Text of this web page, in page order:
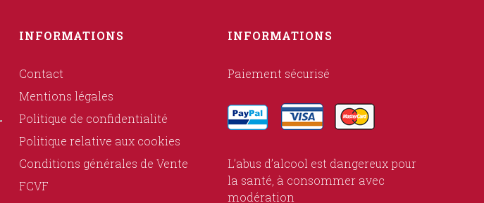
INFORMATIONS
Contact
Mentions légales
Politique de confidentialité
Politique relative aux cookies
Conditions générales de Vente
FCVF
INFORMATIONS
Paiement sécurisé
L’abus d’alcool est dangereux pour
la santé, à consommer avec
modération